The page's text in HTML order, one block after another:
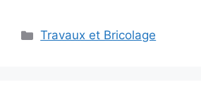
Catégories
Travaux et Bricolage